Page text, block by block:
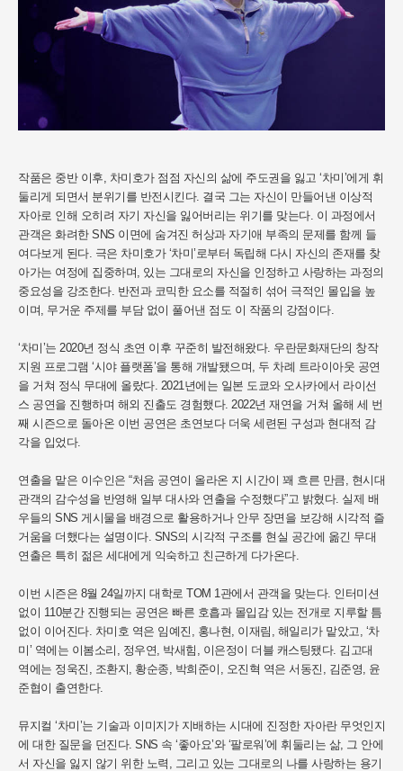
작품은 중반 이후, 차미호가 점점 자신의 삶에 주도권을 잃고 ‘차미’에게 휘
둘리게 되면서 분위기를 반전시킨다. 결국 그는 자신이 만들어낸 이상적
자아로 인해 오히려 자기 자신을 잃어버리는 위기를 맞는다. 이 과정에서
관객은 화려한 SNS 이면에 숨겨진 허상과 자기애 부족의 문제를 함께 들
여다보게 된다. 극은 차미호가 ‘차미’로부터 독립해 다시 자신의 존재를 찾
아가는 여정에 집중하며, 있는 그대로의 자신을 인정하고 사랑하는 과정의
중요성을 강조한다. 반전과 코믹한 요소를 적절히 섞어 극적인 몰입을 높
이며, 무거운 주제를 부담 없이 풀어낸 점도 이 작품의 강점이다.
‘차미’는 2020년 정식 초연 이후 꾸준히 발전해왔다. 우란문화재단의 창작
지원 프로그램 ‘시야 플랫폼’을 통해 개발됐으며, 두 차례 트라이아웃 공연
을 거쳐 정식 무대에 올랐다. 2021년에는 일본 도쿄와 오사카에서 라이선
스 공연을 진행하며 해외 진출도 경험했다. 2022년 재연을 거쳐 올해 세 번
째 시즌으로 돌아온 이번 공연은 초연보다 더욱 세련된 구성과 현대적 감
각을 입었다.
연출을 맡은 이수인은 “처음 공연이 올라온 지 시간이 꽤 흐른 만큼, 현시대
관객의 감수성을 반영해 일부 대사와 연출을 수정했다”고 밝혔다. 실제 배
우들의 SNS 게시물을 배경으로 활용하거나 안무 장면을 보강해 시각적 즐
거움을 더했다는 설명이다. SNS의 시각적 구조를 현실 공간에 옮긴 무대
연출은 특히 젊은 세대에게 익숙하고 친근하게 다가온다.
이번 시즌은 8월 24일까지 대학로 TOM 1관에서 관객을 맞는다. 인터미션
없이 110분간 진행되는 공연은 빠른 호흡과 몰입감 있는 전개로 지루할 틈
없이 이어진다. 차미호 역은 임예진, 홍나현, 이재림, 해일리가 맡았고, ‘차
미’ 역에는 이봄소리, 정우연, 박새힘, 이은정이 더블 캐스팅됐다. 김고대
역에는 정욱진, 조환지, 황순종, 박희준이, 오진혁 역은 서동진, 김준영, 윤
준협이 출연한다.
뮤지컬 ‘차미’는 기술과 이미지가 지배하는 시대에 진정한 자아란 무엇인지
에 대한 질문을 던진다. SNS 속 ‘좋아요’와 ‘팔로워’에 휘둘리는 삶, 그 안에
서 자신을 잃지 않기 위한 노력, 그리고 있는 그대로의 나를 사랑하는 용기